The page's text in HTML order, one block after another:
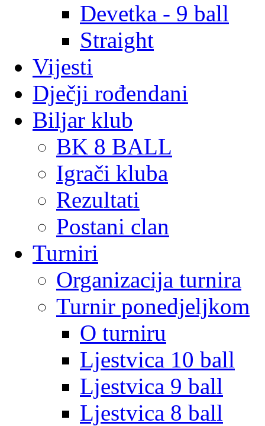
Devetka - 9 ball
Straight
Vijesti
Dječji rođendani
Biljar klub
BK 8 BALL
Igrači kluba
Rezultati
Postani clan
Turniri
Organizacija turnira
Turnir ponedjeljkom
O turniru
Ljestvica 10 ball
Ljestvica 9 ball
Ljestvica 8 ball